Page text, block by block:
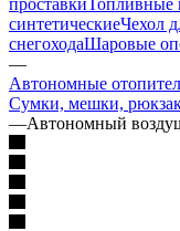
синтетическиеЧехол
снегоходаШаровые
—
Автономные
Сумки, мешки,
—Автономный